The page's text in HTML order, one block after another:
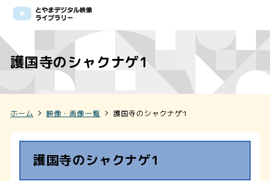
護国寺のシャクナゲ1
ホーム 映像・画像一覧 護国寺のシャクナゲ1
護国寺のシャクナゲ1